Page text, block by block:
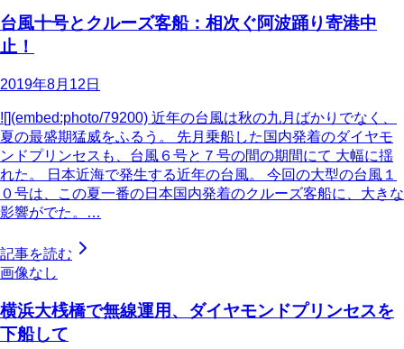
台風十号とクルーズ客船：相次ぐ阿波踊り寄港中
止！
2019年8月12日
![](embed:photo/79200) 近年の台風は秋の九月ばかりでなく、
夏の最盛期猛威をふるう。 先月乗船した国内発着のダイヤモ
ンドプリンセスも、台風６号と７号の間の期間にて 大幅に揺
れた。 日本近海で発生する近年の台風。 今回の大型の台風１
０号は、この夏一番の日本国内発着のクルーズ客船に、大きな
影響がでた。…
記事を読む
画像なし
横浜大桟橋で無線運用、ダイヤモンドプリンセスを
下船して